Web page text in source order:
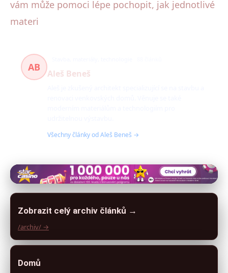
vám může pomoci lépe pochopit, jak jednotlivé
materi
AB
Aleš Beneš
Všechny články od Aleš Beneš →
Zobrazit celý archiv článků →
/archiv/ →
Domů